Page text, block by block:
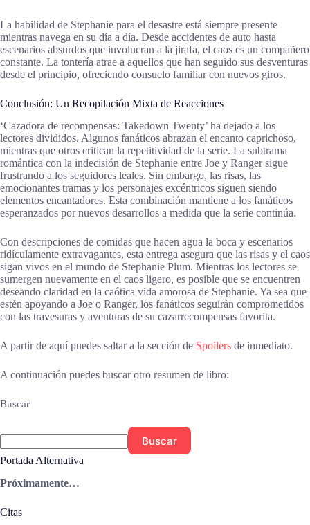
La habilidad de Stephanie para el desastre está siempre presente
mientras navega en su día a día. Desde accidentes de auto hasta
escenarios absurdos que involucran a la jirafa, el caos es un compañero
constante. La tontería atrae a aquellos que han seguido sus desventuras
desde el principio, ofreciendo consuelo familiar con nuevos giros.
Conclusión: Un Recopilación Mixta de Reacciones
‘Cazadora de recompensas: Takedown Twenty’ ha dejado a los
lectores divididos. Algunos fanáticos abrazan el encanto caprichoso,
mientras que otros critican la repetitividad de la serie. La subtrama
romántica con la indecisión de Stephanie entre Joe y Ranger sigue
frustrando a los seguidores leales. Sin embargo, las risas, las
emocionantes tramas y los personajes excéntricos siguen siendo
elementos encantadores. Esta combinación mantiene a los fanáticos
esperanzados por nuevos desarrollos a medida que la serie continúa.
Con descripciones de comidas que hacen agua la boca y escenarios
ridículamente extravagantes, esta entrega asegura que las risas y el caos
sigan vivos en el mundo de Stephanie Plum. Mientras los lectores se
sumergen nuevamente en el caos ligero, es posible que se encuentren
deseando claridad en la caótica vida amorosa de Stephanie. Ya sea que
estén apoyando a Joe o Ranger, los fanáticos seguirán comprometidos
con las travesuras y aventuras de su cazarrecompensas favorita.
A partir de aquí puedes saltar a la sección de Spoilers de inmediato.
A continuación puedes buscar otro resumen de libro:
Buscar
Buscar
Portada Alternativa
Próximamente…
Citas